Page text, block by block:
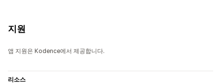
지원
앱 지원은 Kodence에서 제공합니다.
리소스